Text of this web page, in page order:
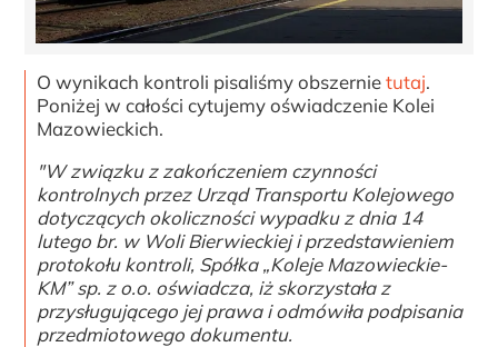
O wynikach kontroli pisaliśmy obszernietutaj.
Poniżej w całości cytujemy oświadczenie Kolei
Mazowieckich.
"W związku z zakończeniem czynności
kontrolnych przez Urząd Transportu Kolejowego
dotyczących okoliczności wypadku z dnia 14
lutego br. w Woli Bierwieckiej i przedstawieniem
protokołu kontroli, Spółka „Koleje Mazowieckie-
KM” sp. z o.o. oświadcza, iż skorzystała z
przysługującego jej prawa i odmówiła podpisania
przedmiotowego dokumentu.